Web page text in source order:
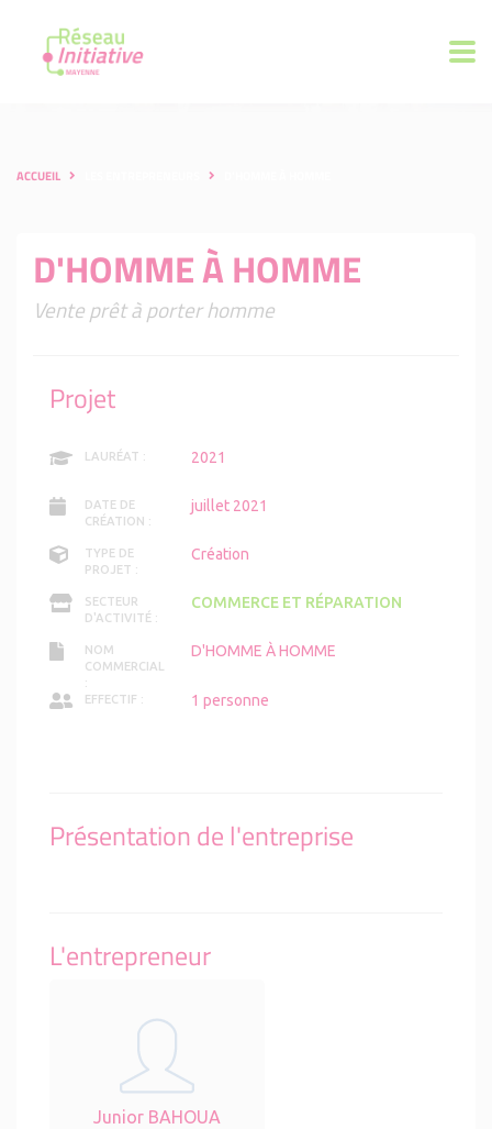
ACCUEIL
D'HOMME À HOMME
Vente prêt à porter homme
Projet
LAURÉAT : 2021
DATE DE
CRÉATION :
juillet 2021
TYPE DE
PROJET :
Création
SECTEUR
D'ACTIVITÉ :
COMMERCE ET RÉPARATION
NOM
COMMERCIAL
:
D'HOMME À HOMME
EFFECTIF : 1 personne
Présentation de l'entreprise
L'entrepreneur
Junior BAHOUA